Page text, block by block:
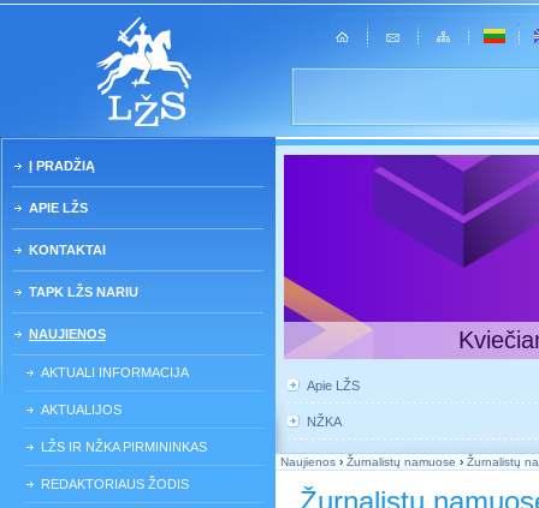
Į PRADŽIĄ
APIE LŽS
KONTAKTAI
TAPK LŽS NARIU
NAUJIENOS
AKTUALI INFORMACIJA
AKTUALIJOS
LŽS IR NŽKA PIRMININKAS
REDAKTORIAUS ŽODIS
Apie LŽS
NŽKA
Naujienos › Žurnalistų namuose › Žurnalistų
Žurnalistų